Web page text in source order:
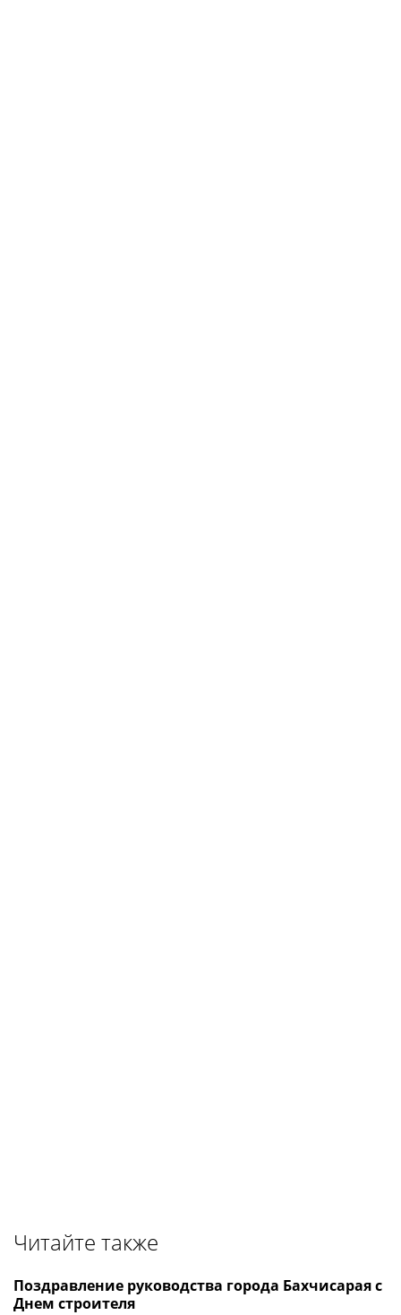
Читайте также
Поздравление руководства города Бахчисарая с
Днем строителя